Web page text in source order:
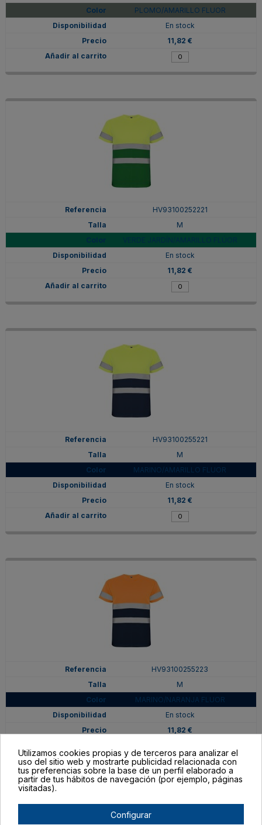
PLOMO/AMARILLO FLUOR
En stock
11,82 €
HV93100252221
M
En stock
11,82 €
HV93100255221
M
MARINO/AMARILLO FLUOR
En stock
11,82 €
HV93100255223
M
MARINO/NARANJA FLUOR
En stock
11,82 €
Utilizamos cookies propias y de terceros para analizar el
uso del sitio web y mostrarte publicidad relacionada con
tus preferencias sobre la base de un perfil elaborado a
partir de tus hábitos de navegación (por ejemplo, páginas
visitadas).
Configurar